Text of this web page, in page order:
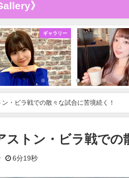
》
ギャラリー
・ビラ戦での散々な試合に苦境続く！
ストン・ビラ戦での
6分19秒